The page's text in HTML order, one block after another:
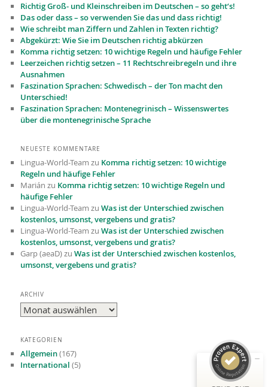
Richtig Groß- und Kleinschreiben im Deutschen – so geht‘s!
Das oder dass – so verwenden Sie das und dass richtig!
Wie schreibt man Ziffern und Zahlen in Texten richtig?
Abgekürzt: Wie Sie im Deutschen richtig abkürzen
Komma richtig setzen: 10 wichtige Regeln und häufige Fehler
Leerzeichen richtig setzen – 11 Recht­schreibregeln und ihre
Ausnahmen
Faszination Sprachen: Schwedisch – der Ton macht den
Unterschied!
Faszination Sprachen: Montenegrinisch – Wissenswertes
über die montenegrinische Sprache
NEUESTE KOMMENTARE
Lingua-World-Team zu Komma richtig setzen: 10 wichtige
Regeln und häufige Fehler
Marián zu Komma richtig setzen: 10 wichtige Regeln und
häufige Fehler
Lingua-World-Team zuWas ist der Unterschied zwischen
kostenlos, umsonst, vergebens und gratis?
Lingua-World-Team zuWas ist der Unterschied zwischen
kostenlos, umsonst, vergebens und gratis?
Garp (aeaD)zuWas ist der Unterschied zwischen kostenlos,
umsonst, vergebens und gratis?
ARCHIV
Archiv
KATEGORIEN
Allgemein(167)
International (5) 41
Bewertungen auf